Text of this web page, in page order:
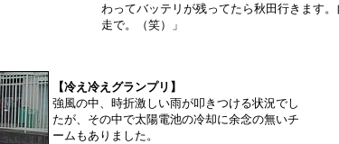
わってバッテリが残ってたら秋田行きます。
走で。（笑）」
【冷え冷えグランプリ】
強風の中、時折激しい雨が叩きつける状況でし
たが、その中で太陽電池の冷却に余念の無いチ
ームもありました。